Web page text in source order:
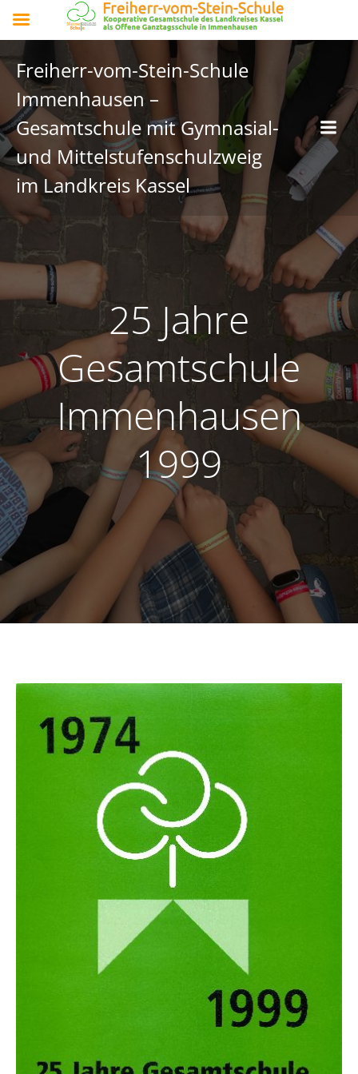
Freiherr-vom-Stein-Schule
Immenhausen –
Gesamtschule mit Gymnasial-
und Mittelstufenschulzweig
im Landkreis Kassel
25 Jahre
Gesamtschule
Immenhausen
1999